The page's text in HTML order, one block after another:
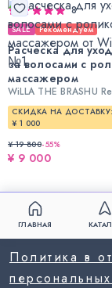
8
SALE Рекомендуем
Расческа для
за волосами с
массажером
WiLLA THE BRASHU
СКИДКА НА ДОСТАВКУ:
¥ 1 000
¥ 19 800-55%
¥ 9 000
ГЛАВНАЯ
Политика в